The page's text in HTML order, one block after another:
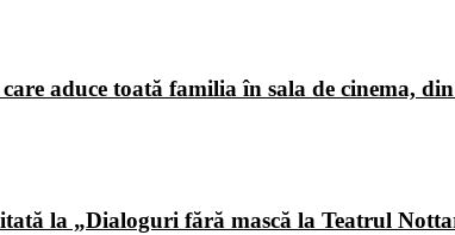
aduce toată familia în sala de cinema,
la „Dialoguri fără mască la Teatrul